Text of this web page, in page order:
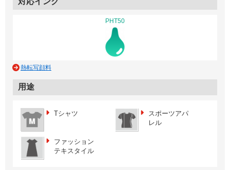
PHT50
熱転写顔料
用途
Tシャツ
スポーツアパ
レル
ファッション
テキスタイル